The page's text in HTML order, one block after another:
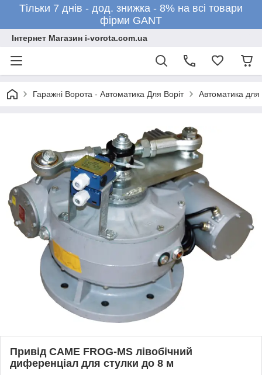
Тільки 7 днів - дод. знижка - 8% на всі товари
фірми GANT
Інтернет Магазин i-vorota.com.ua
Гаражні Ворота - Автоматика Для Воріт Автоматика для
Привід CAME FROG-MS лівобічний
диференціал для стулки до 8 м